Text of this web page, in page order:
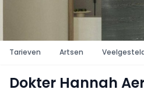
Tarieven Artsen
Dokter Hannah